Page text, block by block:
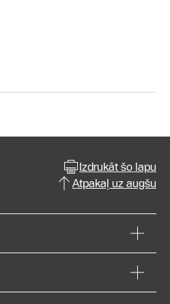
Izdrukāt šo lapu
Atpakaļ uz augšu